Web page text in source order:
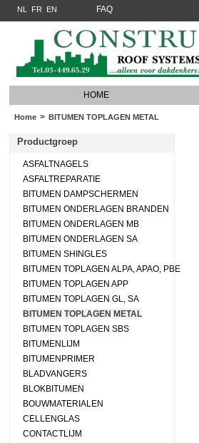
NL FR EN FAQ
HOME
Home > BITUMEN TOPLAGEN METAL
Productgroep
ASFALTNAGELS
ASFALTREPARATIE
BITUMEN DAMPSCHERMEN
BITUMEN ONDERLAGEN BRANDEN
BITUMEN ONDERLAGEN MB
BITUMEN ONDERLAGEN SA
BITUMEN SHINGLES
BITUMEN TOPLAGEN ALPA, APAO, PBE
BITUMEN TOPLAGEN APP
BITUMEN TOPLAGEN GL, SA
BITUMEN TOPLAGEN METAL
BITUMEN TOPLAGEN SBS
BITUMENLIJM
BITUMENPRIMER
BLADVANGERS
BLOKBITUMEN
BOUWMATERIALEN
CELLENGLAS
CONTACTLIJM